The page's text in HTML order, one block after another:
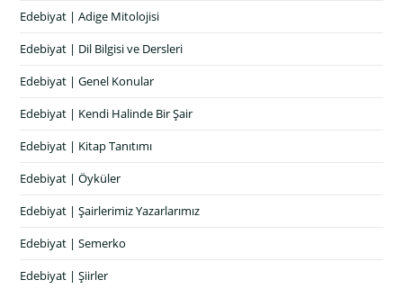
Edebiyat | Adige Mitolojisi
Edebiyat | Dil Bilgisi ve Dersleri
Edebiyat | Genel Konular
Edebiyat | Kendi Halinde Bir Şair
Edebiyat | Kitap Tanıtımı
Edebiyat | Öyküler
Edebiyat | Şairlerimiz Yazarlarımız
Edebiyat | Semerko
Edebiyat | Şiirler